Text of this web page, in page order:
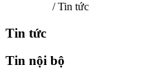
/ Tin tức
Tin tức
Tin nội bộ